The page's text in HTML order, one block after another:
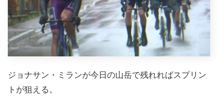
ジョナサン・ミランが今日の山岳で残れればスプリン
トが狙える。